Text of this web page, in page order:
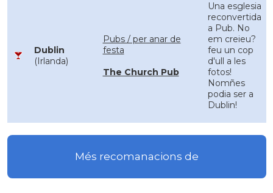
Dublin
(Irlanda)
Pubs / per anar de
festa
The Church Pub
Una esglesia
reconvertida
a Pub. No
em creieu?
feu un cop
d'ull a les
fotos!
Nomñes
podia ser a
Dublin!
Més recomanacions de